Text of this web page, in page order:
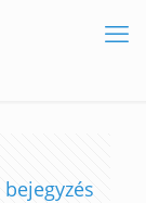
bejegyzés